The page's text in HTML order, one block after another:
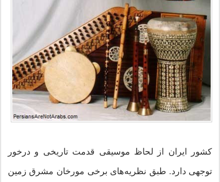
کشور ايران از لحاظ موسيقى قدمت تاريخى و درخور
توجهى دارد. طبق نظريه‌هاى برخى مورخان مشرق‌ زمين